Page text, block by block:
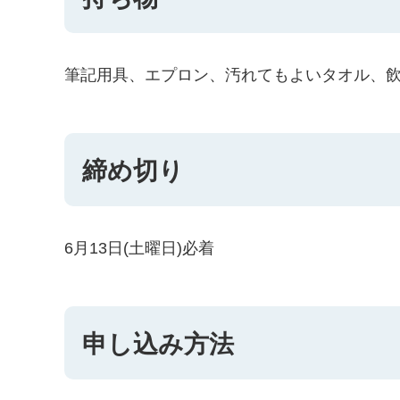
筆記用具、エプロン、汚れてもよいタオル、
締め切り
6月13日(土曜日)必着
申し込み方法